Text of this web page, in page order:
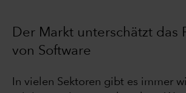
Der Markt unterschätzt das
von Software
In vielen Sektoren gibt es immer